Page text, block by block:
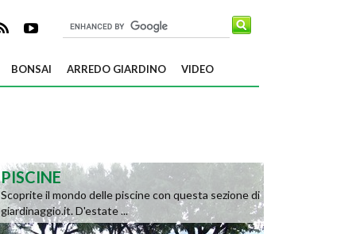
BONSAI ARREDO GIARDINO VIDEO
PISCINE
Scoprite il mondo delle piscine con questa sezione di
giardinaggio.it. D'estate ...